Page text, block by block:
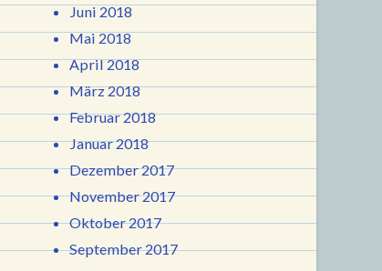
Juni 2018
Mai 2018
April 2018
März 2018
Februar 2018
Januar 2018
Dezember 2017
November 2017
Oktober 2017
September 2017